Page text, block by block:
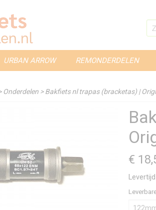
URBAN ARROW REMONDERDELEN
Onderdelen >Bakfiets nl trapas (bracketas) |
€